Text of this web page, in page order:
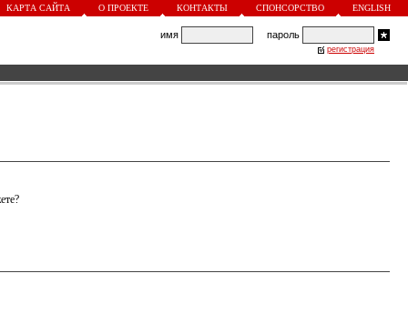
КАРТА САЙТА О ПРОЕКТЕ КОНТАКТЫ СПОНСОРСТВО ENGLISH
имя пароль
регистрация